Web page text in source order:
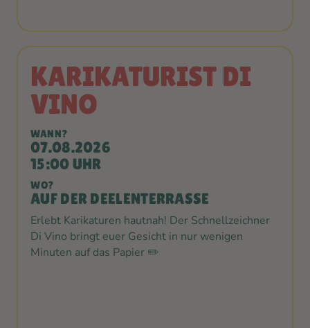
KARIKATURIST DI
VINO
WANN?
07.08.2026
15:00 UHR
WO?
AUF DER DEELENTERRASSE
Erlebt Karikaturen hautnah! Der Schnellzeichner
Di Vino bringt euer Gesicht in nur wenigen
Minuten auf das Papier ✏️